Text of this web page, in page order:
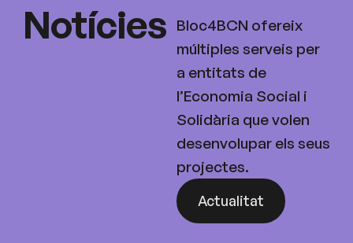
Notícies Bloc4BCN ofereix
múltiples serveis per
a entitats de
l’Economia Social i
Solidària que volen
desenvolupar els seus
projectes.
Actualitat